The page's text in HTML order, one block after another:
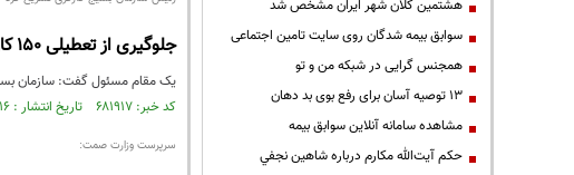
جلوگیری از تعطیلی ۱۵۰ کارخانه در سه ماه
یک مقام مسئول گفت: سازمان بسیج کارگری
کد خبر: ۶۸۱۹۱۷ تاریخ انتشار : ۱۳۹۹/۰۶/۱۶
سرپرست وزارت صمت:
هشتمین کلان شهر ایران مشخص شد
سوابق بیمه شدگان روی سایت تامین اجتماعی
همجنس گرایی در شبکه من و تو
13 توصیه آسان برای رفع بوی بد دهان
مشاهده سامانه آنلاين سوابق بیمه
حكم آيت‌الله مكارم درباره شاهين نجفي